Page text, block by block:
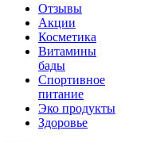
Отзывы
Акции
Косметика
Витамины
бады
Спортивное
питание
Эко продукты
Здоровье